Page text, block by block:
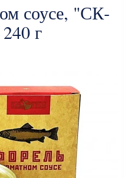
соусе, "СК-
г